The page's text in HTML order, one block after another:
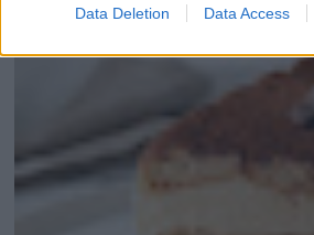
Data Deletion Data Access